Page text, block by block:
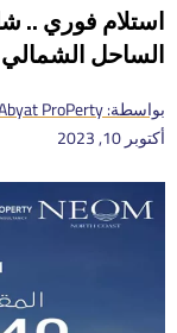
استلام فوري ..
الساحل الشمالي
بواسطة:ProPerty
أكتوبر 10, 2023